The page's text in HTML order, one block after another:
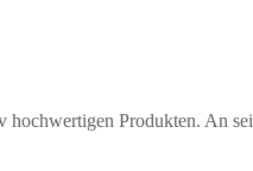
Produkten. An